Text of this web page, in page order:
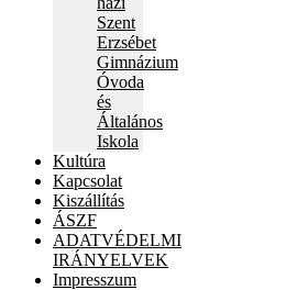
Szent
Erzsébet
Gimnázium
Óvoda
és
Általános
Iskola
Kultúra
Kapcsolat
Kiszállítás
ÁSZF
ADATVÉDELMI
IRÁNYELVEK
Impresszum